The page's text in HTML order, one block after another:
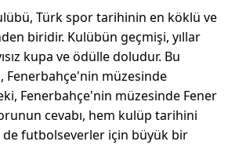
Türk spor tarihinin en köklü ve
biridir. Kulübün geçmişi, yıllar
kupa ve ödülle doludur. Bu
Fenerbahçe'nin müzesinde
Fenerbahçe'nin müzesinde Fener
cevabı, hem kulüp tarihini
futbolseverler için büyük bir